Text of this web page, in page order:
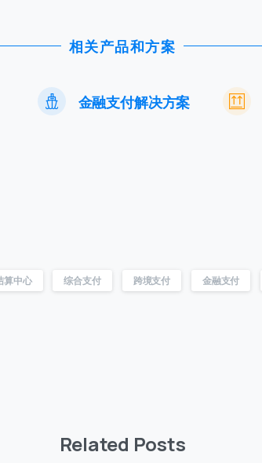
相关产品和方案
金融支付解决方案
算中心 综合支付 跨境支付 金融支付
Related Posts